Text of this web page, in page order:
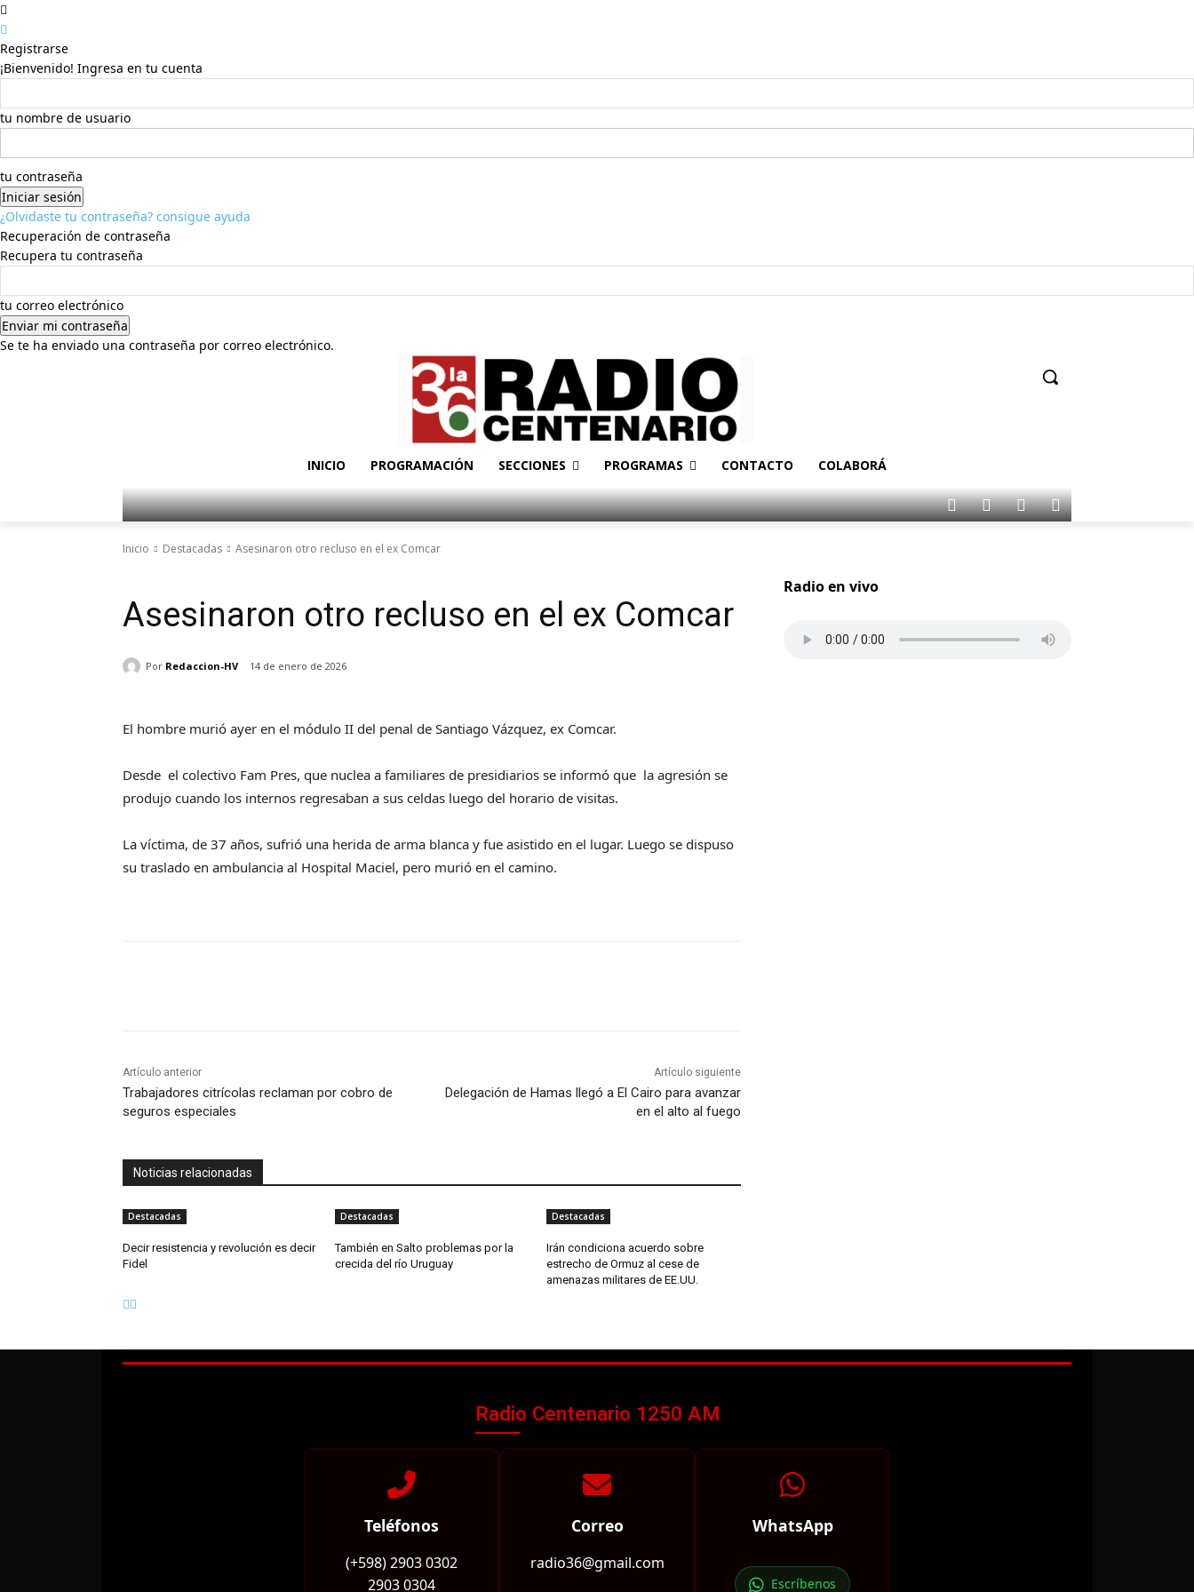
Registrarse
¡Bienvenido! Ingresa en tu cuenta
tu nombre de usuario
tu contraseña
¿Olvidaste tu contraseña? consigue ayuda
Recuperación de contraseña
Recupera tu contraseña
tu correo electrónico
Se te ha enviado una contraseña por correo electrónico.
INICIO PROGRAMACIÓN SECCIONES PROGRAMAS CONTACTO COLABORÁ
Inicio Destacadas Asesinaron otro recluso en el ex Comcar
Asesinaron otro recluso en el ex Comcar
Por Redaccion-HV 14 de enero de 2026
El hombre murió ayer en el módulo II del penal de Santiago Vázquez, ex Comcar.
Desde el colectivo Fam Pres, que nuclea a familiares de presidiarios se informó que la agresión se
produjo cuando los internos regresaban a sus celdas luego del horario de visitas.
La víctima, de 37 años, sufrió una herida de arma blanca y fue asistido en el lugar. Luego se dispuso
su traslado en ambulancia al Hospital Maciel, pero murió en el camino.
Artículo anterior
Trabajadores citrícolas reclaman por cobro de
seguros especiales
Artículo siguiente
Delegación de Hamas llegó a El Cairo para avanzar
en el alto al fuego
Noticias relacionadas
Destacadas
Decir resistencia y revolución es decir
Fidel
Destacadas
También en Salto problemas por la
crecida del río Uruguay
Destacadas
Irán condiciona acuerdo sobre
estrecho de Ormuz al cese de
amenazas militares de EE.UU.
Radio en vivo
Radio Centenario 1250 AM
Teléfonos
(+598) 2903 0302
2903 0304
Correo
radio36@gmail.com
WhatsApp
Escríbenos